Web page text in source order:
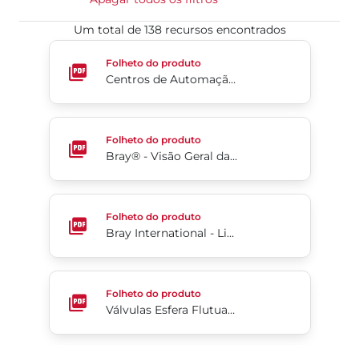
Um total de 138 recursos encontrados
Centros de Automação de Válvulas - Soluções &
Folheto do produto
Centros de Automação de Válvulas - Soluções & Capacidades
Bray® - Visão Geral da Empresa
Folheto do produto
Bray® - Visão Geral da Empresa
Bray International - Linha De Produto
Folheto do produto
Bray International - Linha De Produto
Válvulas Esfera Flutuante Bipartida Flangeada
Folheto do produto
Válvulas Esfera Flutuante Bipartida Flangeada Séries F15/F30